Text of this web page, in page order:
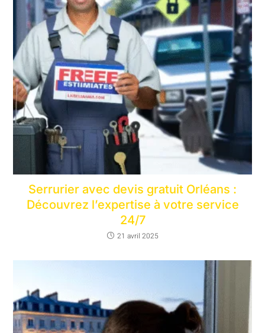
Serrurier avec devis gratuit Orléans :
Découvrez l’expertise à votre service
24/7
21 avril 2025